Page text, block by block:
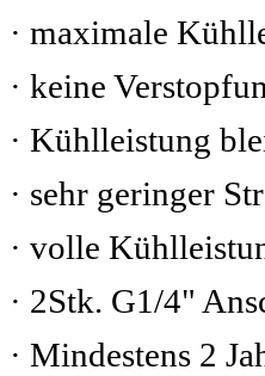
· maximale
· keine
· Kühlleistung
· sehr geringer
· volle
· 2Stk. G1/4"
· Mindestens 2